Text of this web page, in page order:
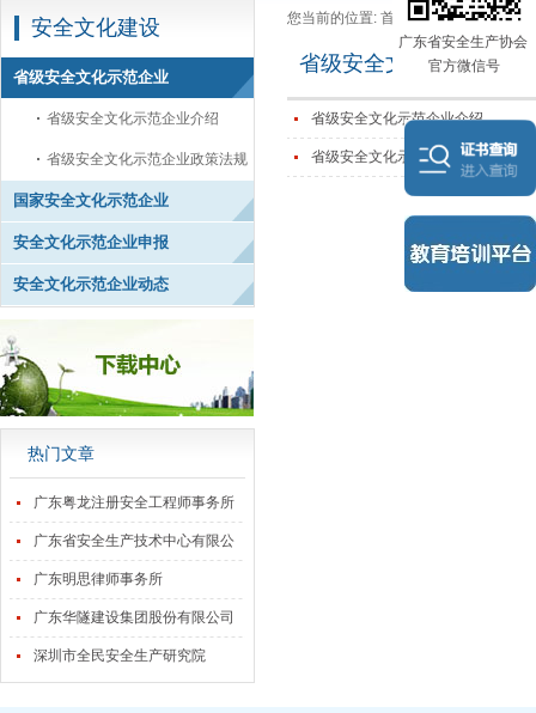
安全文化建设
省级安全文化示范企业
省级安全文化示范企业介绍
省级安全文化示范企业政策法规
国家安全文化示范企业
安全文化示范企业申报
安全文化示范企业动态
热门文章
广东粤龙注册安全工程师事务所
有限公司
广东省安全生产技术中心有限公
司 广东明思律师事务所
广东华隧建设集团股份有限公司
深圳市全民安全生产研究院
您当前的位置: 首页>安全文化建设>
省级安全文化示范企业
省级安全文化示范企业介绍
省级安全文化示范企业政策法规
广东省安全生产协会
官方微信号